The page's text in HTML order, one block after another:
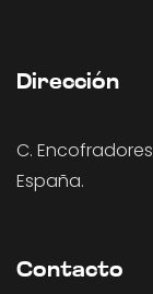
Dirección
C.
España.
Contacto